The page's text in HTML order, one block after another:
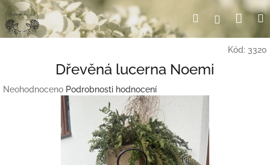
Přejít
na
obsah
HledatPřihlášení
Kód: 3320
Dřevěná lucerna Noemi
Průměrné
Neohodnoceno Podrobnosti hodnocení